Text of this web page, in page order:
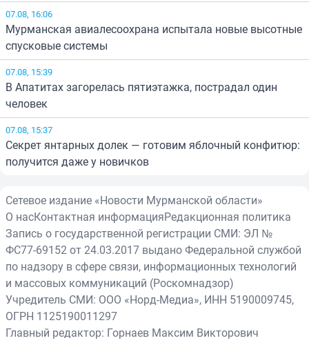
07.08, 16:06
Мурманская авиалесоохрана испытала новые высотные
спусковые системы
07.08, 15:39
В Апатитах загорелась пятиэтажка, пострадал один
человек
07.08, 15:37
Секрет янтарных долек — готовим яблочный конфитюр:
получится даже у новичков
Сетевое издание «Новости Мурманской области»
О насКонтактная информацияРедакционная политика
Запись о государственной регистрации СМИ: ЭЛ №
ФС77-69152 от 24.03.2017 выдано Федеральной службой
по надзору в сфере связи, информационных технологий
и массовых коммуникаций (Роскомнадзор)
Учредитель СМИ: ООО «Норд-Медиа», ИНН 5190009745,
ОГРН 1125190011297
Главный редактор: Горнаев Максим Викторович